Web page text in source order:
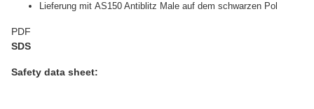
Lieferung mit AS150 Antiblitz Male auf dem schwarzen Pol
PDF
SDS
Safety data sheet: